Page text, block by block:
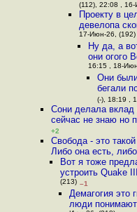
(112), 22:08 ,
Проекту в
девелопа
17-Июн-26, (192)
Ну да, а
они огого
16:15 , 18-
Они
бегали
(-), 18:19 ,
Сони делала вклад
сейчас не знаю но
+2
Свобода - это
Либо она есть,
Вот я тоже
устроить Quake
(213) –1
Демагогия это
люди понимают